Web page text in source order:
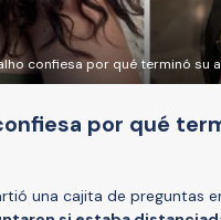
confiesa por qué terminó su
por qué
una cajita de preguntas